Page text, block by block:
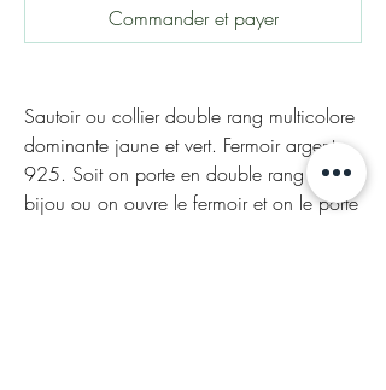
Commander et payer
Sautoir ou collier double rang multicolore
dominante jaune et vert. Fermoir argent
925. Soit on porte en double rang ce
bijou ou on ouvre le fermoir et on le porte